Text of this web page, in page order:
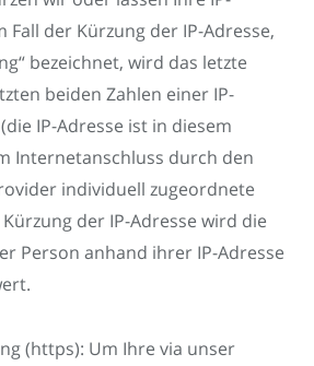
Fall der Kürzung der IP-Adresse,
bezeichnet, wird das letzte
beiden Zahlen einer IP-
IP-Adresse ist in diesem
Internetanschluss durch den
individuell zugeordnete
der IP-Adresse wird die
Person anhand ihrer IP-Adresse
(https): Um Ihre via unser